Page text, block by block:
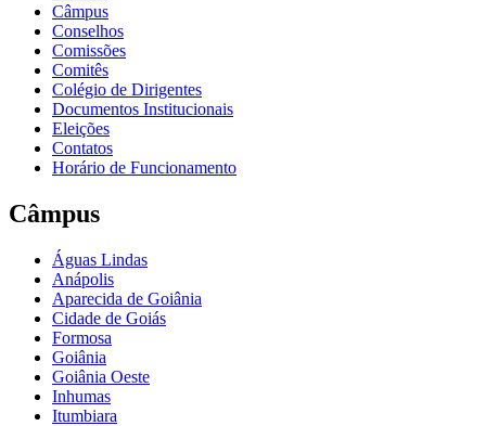
Câmpus
Conselhos
Comissões
Comitês
Colégio de Dirigentes
Documentos Institucionais
Eleições
Contatos
Horário de Funcionamento
Câmpus
Águas Lindas
Anápolis
Aparecida de Goiânia
Cidade de Goiás
Formosa
Goiânia
Goiânia Oeste
Inhumas
Itumbiara